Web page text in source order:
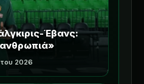
Έβανς:
2026